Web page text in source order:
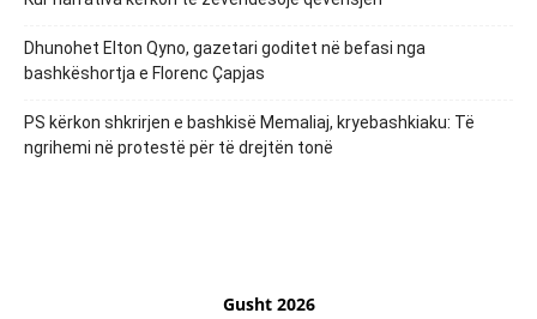
Dhunohet Elton Qyno, gazetari goditet në befasi nga
bashkëshortja e Florenc Çapjas
PS kërkon shkrirjen e bashkisë Memaliaj, kryebashkiaku: Të
ngrihemi në protestë për të drejtën tonë
Gusht 2026